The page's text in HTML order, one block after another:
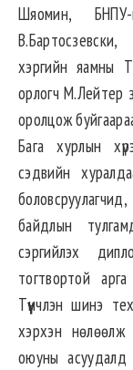
Шяомин,
хэргийн яамны
орлогч М.Лейтер
оролцож
Бага хурлын
сэдвийн
байдлын
сэргийлэх
тогтвортой арга
Түүнчлэн шинэ
хэрхэн
оюуны асуудалд